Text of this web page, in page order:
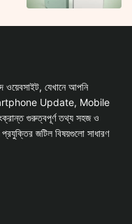
ওয়েবসাইট, যেখানে আপনি
Update, Mobile
গুরুত্বপূর্ণ তথ্য সহজ ও
জটিল বিষয়গুলো সাধারণ